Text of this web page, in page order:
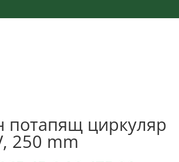
потапящ циркуляр
250 mm